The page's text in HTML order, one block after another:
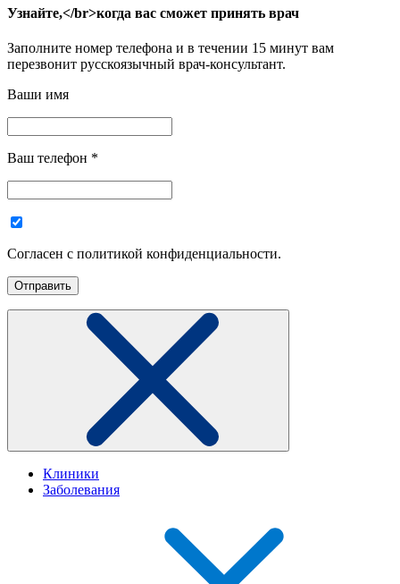
Узнайте,</br>когда вас сможет принять врач
Заполните номер телефона и в течении 15 минут вам
перезвонит русскоязычный врач-консультант.
Ваши имя
Ваш телефон *
Согласен с политикой конфиденциальности.
Клиники
Заболевания